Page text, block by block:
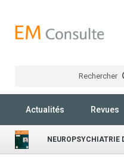
Rechercher
Actualités Revues
NEUROPSYCHIATRIE